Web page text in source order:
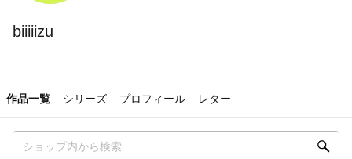
biiiiizu
作品一覧 シリーズ プロフィール レター